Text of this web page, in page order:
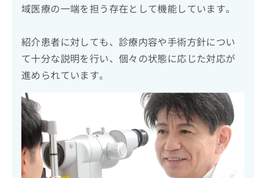
域医療の一端を担う存在として機能しています。
紹介患者に対しても、診療内容や手術方針につい
て十分な説明を行い、個々の状態に応じた対応が
進められています。